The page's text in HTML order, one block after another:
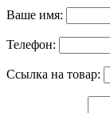
Ваше имя:
Телефон:
Ссылка на товар: